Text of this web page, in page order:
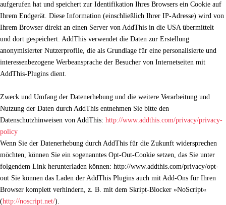
aufgerufen hat und speichert zur Identifikation Ihres Browsers ein Cookie auf
Ihrem Endgerät. Diese Information (einschließlich Ihrer IP-Adresse) wird von
Ihrem Browser direkt an einen Server von AddThis in die USA übermittelt
und dort gespeichert. AddThis verwendet die Daten zur Erstellung
anonymisierter Nutzerprofile, die als Grundlage für eine personalisierte und
interessenbezogene Werbeansprache der Besucher von Internetseiten mit
AddThis-Plugins dient.
Zweck und Umfang der Datenerhebung und die weitere Verarbeitung und
Nutzung der Daten durch AddThis entnehmen Sie bitte den
Datenschutzhinweisen von AddThis: http://www.addthis.com/privacy/privacy-
policy
Wenn Sie der Datenerhebung durch AddThis für die Zukunft widersprechen
möchten, können Sie ein sogenanntes Opt-Out-Cookie setzen, das Sie unter
folgendem Link herunterladen können: http://www.addthis.com/privacy/opt-
out Sie können das Laden der AddThis Plugins auch mit Add-Ons für Ihren
Browser komplett verhindern, z. B. mit dem Skript-Blocker »NoScript«
(http://noscript.net/).